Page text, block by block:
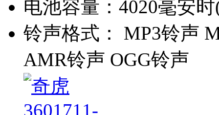
电池容量： 4020毫安
铃声格式：
MP3铃声
AMR铃声 OGG铃声